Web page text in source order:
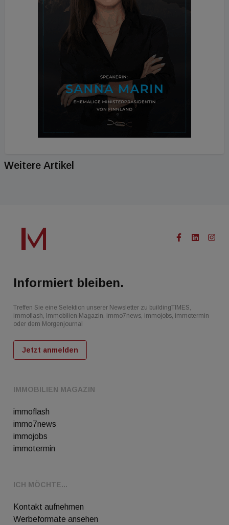
Weitere Artikel
IMMOBILIEN MAGAZIN
immoflash
immo7news
immojobs
immotermin
ICH MÖCHTE...
Kontakt aufnehmen
Werbeformate ansehen
Informiert bleiben.
Treffen Sie eine Selektion unserer Newsletter zu buildingTIMES,
immoflash, Immobilien Magazin, immo7news, immojobs, immotermin
oder dem Morgenjournal
Jetzt anmelden